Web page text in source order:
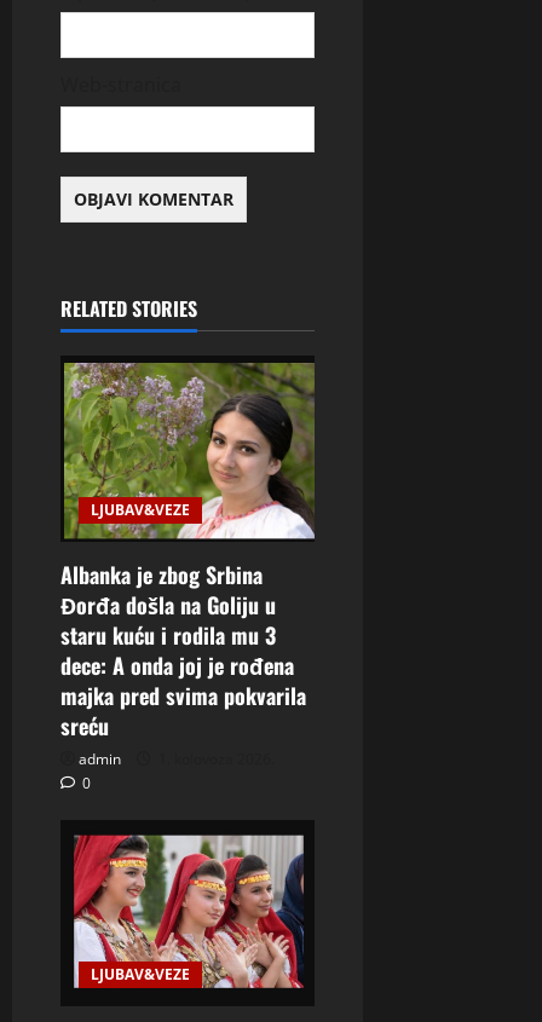
RELATED STORIES
LJUBAV&VEZE
Albanka je zbog Srbina
Đorđa došla na Goliju u
staru kuću i rodila mu 3
dece: A onda joj je rođena
majka pred svima pokvarila
sreću
admin
0
LJUBAV&VEZE